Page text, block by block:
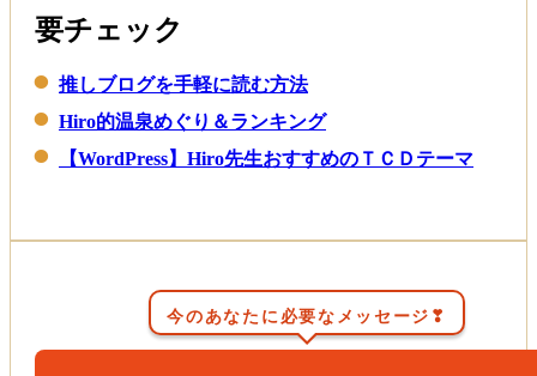
要チェック
推しブログを手軽に読む方法
Hiro的温泉めぐり＆ランキング
【WordPress】Hiro先生おすすめのＴＣＤテーマ
今のあなたに必要なメッセージ❣